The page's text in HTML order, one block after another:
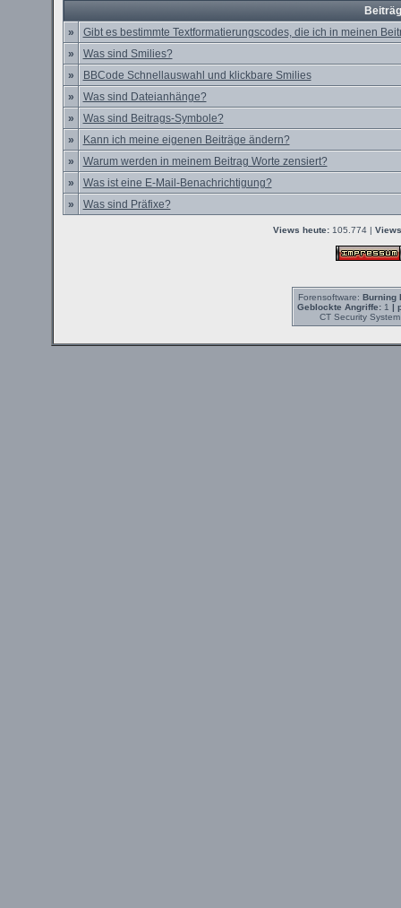
»
Gibt es bestimmte Textformatierungscodes, die ich in meinen
»
Was sind Smilies?
»
BBCode Schnellauswahl und klickbare Smilies
»
Was sind Dateianhänge?
»
Was sind Beitrags-Symbole?
»
Kann ich meine eigenen Beiträge ändern?
»
Warum werden in meinem Beitrag Worte zensiert?
»
Was ist eine E-Mail-Benachrichtigung?
»
Was sind Präfixe?
Views heute:105.774 |
Forensoftware: Burning
Geblockte Angriffe:1 |
CT Security